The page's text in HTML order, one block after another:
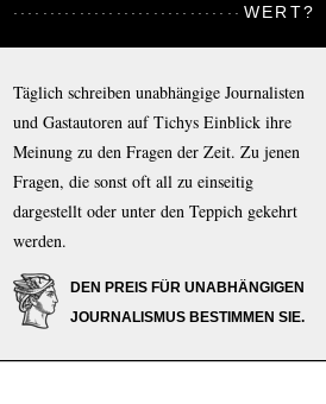
WERT?
Täglich schreiben unabhängige Journalisten
und Gastautoren auf Tichys Einblick ihre
Meinung zu den Fragen der Zeit. Zu jenen
Fragen, die sonst oft all zu einseitig
dargestellt oder unter den Teppich gekehrt
werden.
DEN PREIS FÜR UNABHÄNGIGEN
JOURNALISMUS BESTIMMEN SIE.